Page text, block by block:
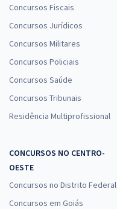
Concursos Fiscais
Concursos Jurídicos
Concursos Militares
Concursos Policiais
Concursos Saúde
Concursos Tribunais
Residência Multiprofissional
CONCURSOS NO CENTRO-
OESTE
Concursos no Distrito Federal
Concursos em Goiás